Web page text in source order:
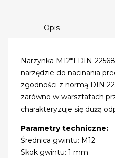
Opis
Narzynka M12*1 DIN-
narzędzie do nacinania
zgodności z normą DIN
zarówno w warsztatach
charakteryzuje się dużą
Parametry techniczne:
Średnica gwintu: M12
Skok gwintu: 1 mm